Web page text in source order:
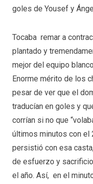
goles de Yousef y
Tocaba remar a
plantado y
mejor del equipo
Enorme mérito de los
pesar de ver que el
traducían en goles y
corrían si no que
últimos minutos con el
persistió con esa
de esfuerzo y
el año. Así, en el